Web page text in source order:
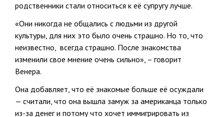
родственники стали относиться к её супругу лучше.
«Они никогда не общались с людьми из другой
культуры, для них это было очень страшно. Но то, что
неизвестно, всегда страшно. После знакомства
изменили свое мнение очень сильно», – говорит
Венера.
Она добавляет, что её знакомые больше её осуждали
— считали, что она вышла замуж за американца только
из-за денег и потому что хочет иммигрировать из